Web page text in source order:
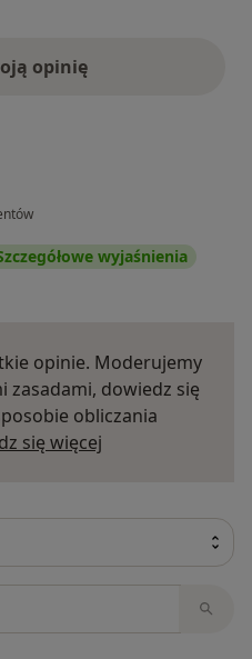
opinię
wyjaśnienia
opinie. Moderujemy
zasadami, dowiedz się
obliczania
się więcej